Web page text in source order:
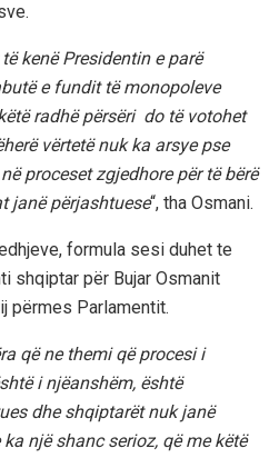
kenë Presidentin e parë
e fundit të monopoleve
radhë përsëri do të votohet
vërtetë nuk ka arsye pse
proceset zgjedhore për të bërë
janë përjashtuese“, tha Osmani.
formula sesi duhet te
shqiptar për Bujar Osmanit
përmes Parlamentit.
që ne themi që procesi i
i njëanshëm, është
dhe shqiptarët nuk janë
një shanc serioz, që me këtë